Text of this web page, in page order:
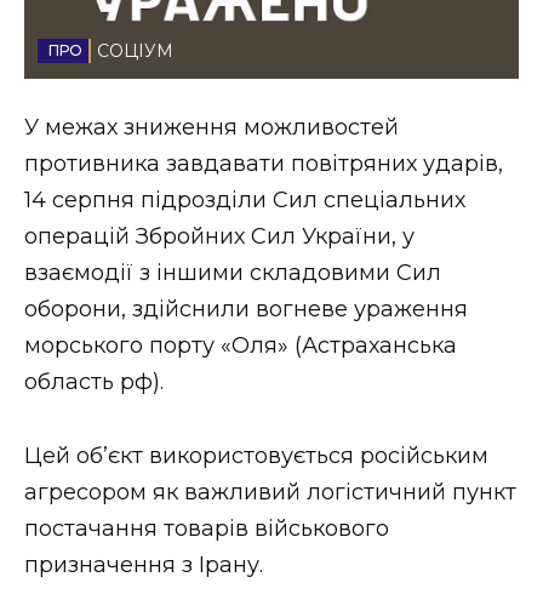
Стиль життя
Втрачений Ужгород
Втрачений Ужгород (відеоверсія)
ЗАКАРПАТСЬКІ НОВИНИ
СОЦІУМ
У межах зниження можливостей
противника завдавати повітряних ударів,
14 серпня підрозділи Сил спеціальних
операцій Збройних Сил України, у
взаємодії з іншими складовими Сил
оборони, здійснили вогневе ураження
морського порту «Оля» (Астраханська
область рф).
Цей об’єкт використовується російським
агресором як важливий логістичний пункт
постачання товарів військового
призначення з Ірану.